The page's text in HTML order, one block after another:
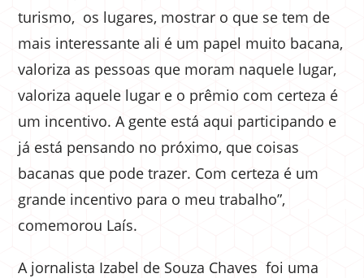
turismo, os lugares, mostrar o que se tem de
mais interessante ali é um papel muito bacana,
valoriza as pessoas que moram naquele lugar,
valoriza aquele lugar e o prêmio com certeza é
um incentivo. A gente está aqui participando e
já está pensando no próximo, que coisas
bacanas que pode trazer. Com certeza é um
grande incentivo para o meu trabalho”,
comemorou Laís.
A jornalista Izabel de Souza Chaves foi uma